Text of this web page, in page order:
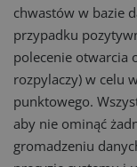
chwastów w bazie
przypadku
polecenie otwarcia
rozpylaczy) w celu
punktowego.
aby nie ominąć
gromadzeniu